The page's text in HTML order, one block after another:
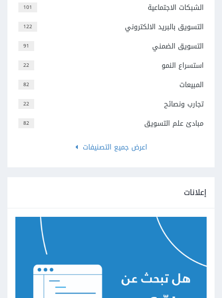
101 الشبكات الاجتماعية
122 التسويق بالبريد الالكتروني
91 التسويق الضمني
22 استسراع النمو
82 المبيعات
22 تجارب ونصائح
82
مبادئ علم التسويق
اعرض جميع التصنيفات
إعلانات